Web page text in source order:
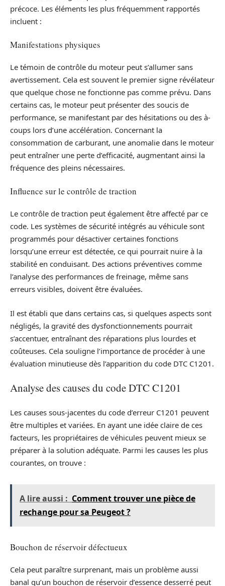
précoce. Les éléments les plus fréquemment rapportés
incluent :
Manifestations physiques
Le témoin de contrôle du moteur peut s’allumer sans
avertissement. Cela est souvent le premier signe révélateur
que quelque chose ne fonctionne pas comme prévu. Dans
certains cas, le moteur peut présenter des soucis de
performance, se manifestant par des hésitations ou des à-
coups lors d’une accélération. Concernant la
consommation de carburant, une anomalie dans le moteur
peut entraîner une perte d’efficacité, augmentant ainsi la
fréquence des pleins nécessaires.
Influence sur le contrôle de traction
Le contrôle de traction peut également être affecté par ce
code. Les systèmes de sécurité intégrés au véhicule sont
programmés pour désactiver certaines fonctions
lorsqu’une erreur est détectée, ce qui pourrait nuire à la
stabilité en conduisant. Des actions préventives comme
l’analyse des performances de freinage, même sans
erreurs visibles, doivent être évaluées.
Il est établi que dans certains cas, si quelques aspects sont
négligés, la gravité des dysfonctionnements pourrait
s’accentuer, entraînant des réparations plus lourdes et
coûteuses. Cela souligne l’importance de procéder à une
évaluation minutieuse dès l’apparition du code DTC C1201.
Analyse des causes du code DTC C1201
Les causes sous-jacentes du code d’erreur C1201 peuvent
être multiples et variées. En ayant une idée claire de ces
facteurs, les propriétaires de véhicules peuvent mieux se
préparer à la solution adéquate. Parmi les causes les plus
courantes, on trouve :
A lire aussi : Comment trouver une pièce de
rechange pour sa Peugeot ?
Bouchon de réservoir défectueux
Cela peut paraître surprenant, mais un problème aussi
banal qu’un bouchon de réservoir d’essence desserré peut